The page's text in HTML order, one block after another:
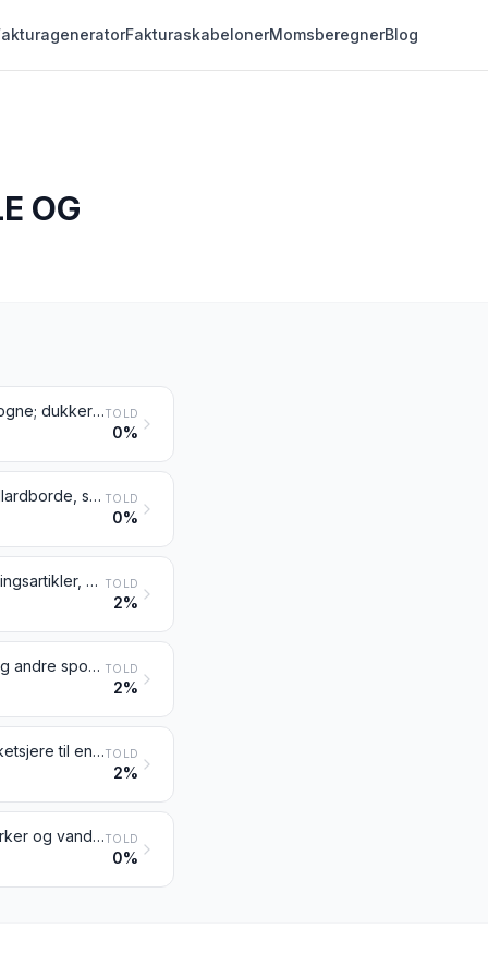
FakturaskabelonerMomsberegnerBlog
OG
Trehjulede cykler, løbehjul, trædebiler og lignende legetøj på hjul; dukkevogne; dukker; andet legetøj; skalamodeller og lignende modeller til underholdnings- og legebrug, også bevægelige; puslespil af enhver artTOLD
0%
Videospilkonsoller og -maskiner, selskabsspil, herunder spilleautomater, billardborde, specialborde til kasinospil, automatisk udstyr til bowling samt spilleautomater, der aktiveres af mønter, pengesedler, bankkort, poletter eller lignende betalingsmidler TOLD
0%
Pyntegenstande til brug ved højtider samt karnevals- og andre underholdningsartikler, herunder trylle- og skæmteartikler TOLD
2%
Redskaber og rekvisitter til almindelige fysiske øvelser, gymnastik, atletik og andre sportsgrene (herunder bordtennis) eller til udendørsleg og -spil, ikke andetsteds tariferet i dette kapitel; svømmebassiner og soppebassiner TOLD
2%
Fiskestænger, fiskekroge og andre fiskegrejer til fiskeri med snøre; fangstketsjere til enhver brug; lokkefugle (undtagen varer henhørende under pos. 9208 eller 9705) og lignende jagtartiklerTOLD
2%
Omrejsende cirkus og omrejsende menagerier; forlystelser i forlystelsesparker og vandlandsforlystelser; markedsforlystelser; herunder skydebaner; omrejsende teatreTOLD
0%